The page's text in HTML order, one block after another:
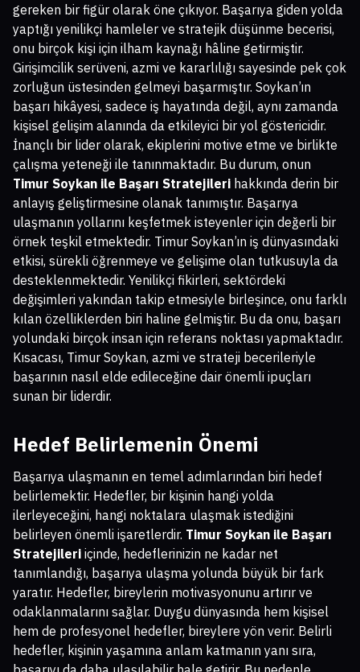
gereken bir figür olarak öne çıkıyor. Başarıya giden yolda
yaptığı yenilikçi hamleler ve stratejik düşünme becerisi,
onu birçok kişi için ilham kaynağı hâline getirmiştir.
Girişimcilik serüveni, azmi ve kararlılığı sayesinde pek çok
zorluğun üstesinden gelmeyi başarmıştır. Soykan’ın
başarı hikâyesi, sadece iş hayatında değil, aynı zamanda
kişisel gelişim alanında da etkileyici bir yol göstericidir.
İnançlı bir lider olarak, ekiplerini motive etme ve birlikte
çalışma yeteneği ile tanınmaktadır. Bu durum, onun
Timur Soykan ile Başarı Stratejileri hakkında derin bir
anlayış geliştirmesine olanak tanımıştır. Başarıya
ulaşmanın yollarını keşfetmek isteyenler için değerli bir
örnek teşkil etmektedir. Timur Soykan’ın iş dünyasındaki
etkisi, sürekli öğrenmeye ve gelişime olan tutkusuyla da
desteklenmektedir. Yenilikçi fikirleri, sektördeki
değişimleri yakından takip etmesiyle birleşince, onu farklı
kılan özelliklerden biri haline gelmiştir. Bu da onu, başarı
yolundaki birçok insan için referans noktası yapmaktadır.
Kısacası, Timur Soykan, azmi ve strateji becerileriyle
başarının nasıl elde edileceğine dair önemli ipuçları
sunan bir liderdir.
Hedef Belirlemenin Önemi
Başarıya ulaşmanın en temel adımlarından biri hedef
belirlemektir. Hedefler, bir kişinin hangi yolda
ilerleyeceğini, hangi noktalara ulaşmak istediğini
belirleyen önemli işaretlerdir. Timur Soykan ile Başarı
Stratejileri içinde, hedeflerinizin ne kadar net
tanımlandığı, başarıya ulaşma yolunda büyük bir fark
yaratır. Hedefler, bireylerin motivasyonunu artırır ve
odaklanmalarını sağlar. Duygu dünyasında hem kişisel
hem de profesyonel hedefler, bireylere yön verir. Belirli
hedefler, kişinin yaşamına anlam katmanın yanı sıra,